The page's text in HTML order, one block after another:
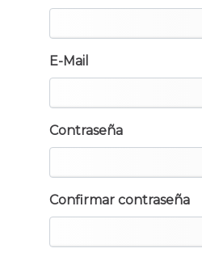
E-Mail
Contraseña
Confirmar contraseña